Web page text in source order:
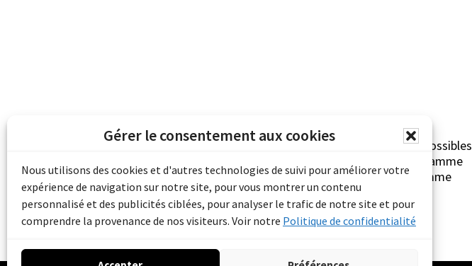
Gérer le consentement aux cookies
Nous utilisons des cookies et d'autres technologies de suivi pour améliorer votre
expérience de navigation sur notre site, pour vous montrer un contenu
personnalisé et des publicités ciblées, pour analyser le trafic de notre site et pour
comprendre la provenance de nos visiteurs. Voir notre Politique de confidentialité
Les archives du son et de l'image d'Emile Berliner sont rendues possibles
grâce au financement de Bibliothèque et Archives Canada (Programme
pour les collectivités du patrimoine documentaire) et du Programme
d'aide aux musées (Accès numérique au patrimoine).